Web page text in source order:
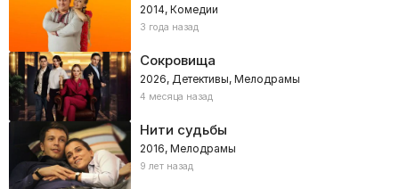
2014, Комедии
3 года назад
Сокровища
2026, Детективы, Мелодрамы
4 месяца назад
Нити судьбы
2016, Мелодрамы
9 лет назад